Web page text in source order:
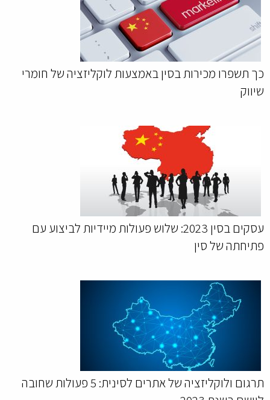
כך תשפרו מכירות בסין באמצעות לוקליזציה של חומרי
שיווק
עסקים בסין 2023: שלוש פעולות מיידיות לביצוע עם
פתיחתה של סין
תרגום ולוקליזציה של אתרים לסינית: 5 פעולות שחובה